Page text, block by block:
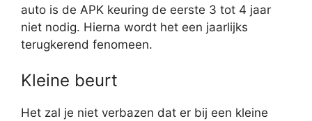
auto is de APK keuring de eerste 3 tot 4 jaar
niet nodig. Hierna wordt het een jaarlijks
terugkerend fenomeen.
Kleine beurt
Het zal je niet verbazen dat er bij een kleine